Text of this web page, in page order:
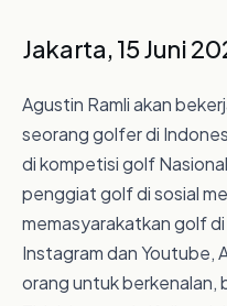
Jakarta, 15 Juni
Agustin Ramli akan
seorang golfer di
di kompetisi golf
penggiat golf di sosial
memasyarakatkan golf
Instagram dan Youtube,
orang untuk berkenalan,